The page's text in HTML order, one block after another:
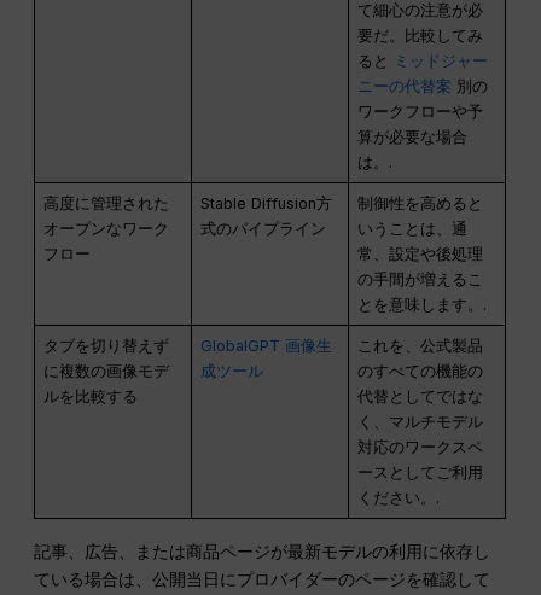
て細心の注意が必
要だ。比較してみ
ると
ミッドジャー
ニーの代替案 別の
ワークフローや予
算が必要な場合
は。.
高度に管理された
オープンなワーク
フロー
Stable Diffusion方
式のパイプライン
制御性を高めると
いうことは、通
常、設定や後処理
の手間が増えるこ
とを意味します。.
タブを切り替えず
に複数の画像モデ
ルを比較する
GlobalGPT 画像生
成ツール
これを、公式製品
のすべての機能の
代替としてではな
く、マルチモデル
対応のワークスペ
ースとしてご利用
ください。.
記事、広告、または商品ページが最新モデルの利用に依存し
ている場合は、公開当日にプロバイダーのページを確認して